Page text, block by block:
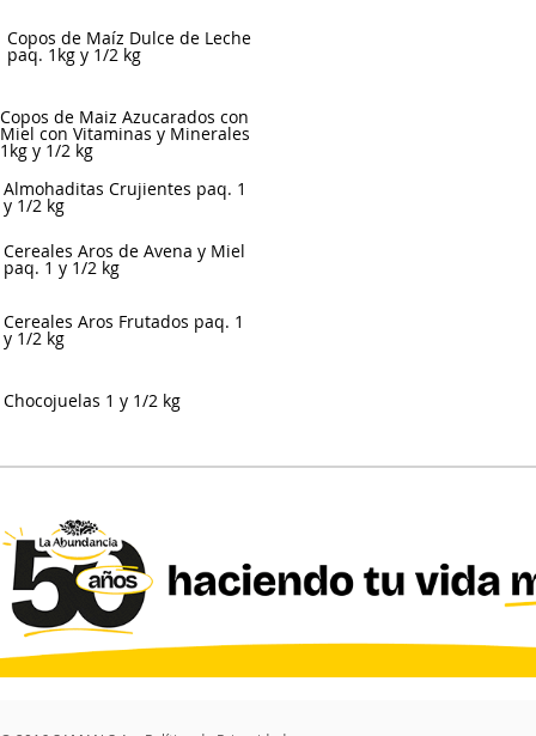
Copos de Maíz Dulce de Leche
paq. 1kg y 1/2 kg
Copos de Maiz Azucarados con
Miel con Vitaminas y Minerales
1kg y 1/2 kg
Almohaditas Crujientes paq. 1
y 1/2 kg
Cereales Aros de Avena y Miel
paq. 1 y 1/2 kg
Cereales Aros Frutados paq. 1
y 1/2 kg
Chocojuelas 1 y 1/2 kg